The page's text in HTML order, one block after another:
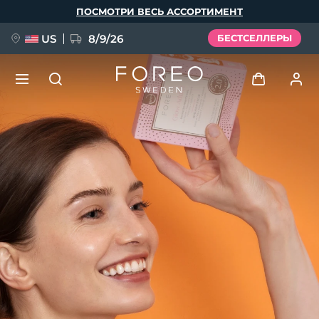
ПОСМОТРИ ВЕСЬ АССОРТИМЕНТ
US 8/9/26 БЕСТСЕЛЛЕРЫ
Профиль пользователя
Мои приборы
Мои заказы
Мои адреса
Мои подписки
НОВИНКА
FAQ™ Pure Beauty-Tech Elixir
BREAKING NEWS
issa™ Teeth Whitening Set
Язык
English Deutsch
Español
Français
Italiano
Português
Polski
Svenska
Türkçe
简体中文